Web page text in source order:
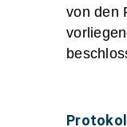
von den